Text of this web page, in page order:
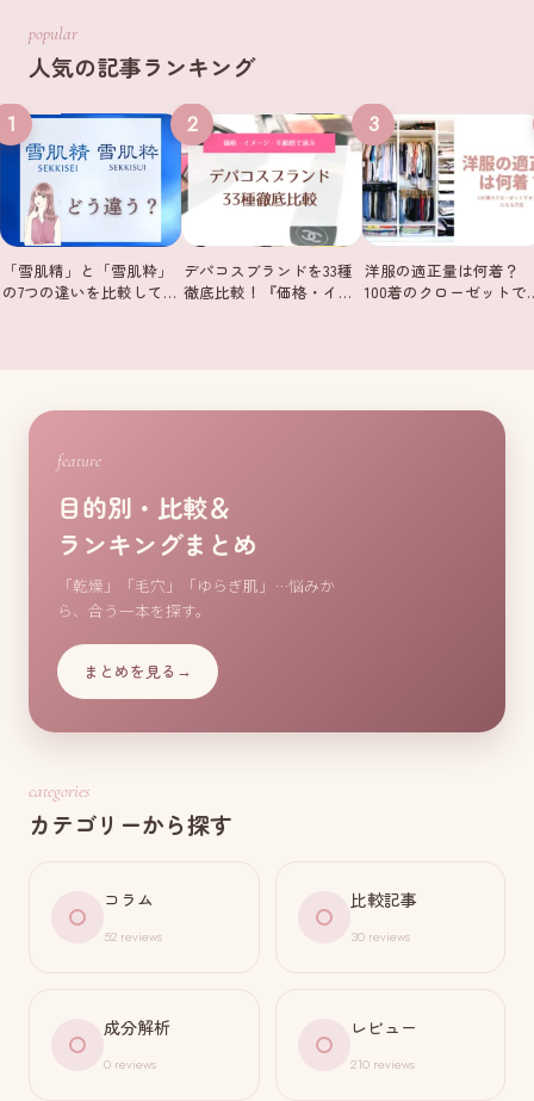
popular
人気の記事ランキング
1
「雪肌精」と「雪肌粋」
の7つの違いを比較して…
2
デパコスブランドを33種
徹底比較！『価格・イ…
3
洋服の適正量は何着？
100着のクローゼット
feature
目的別・比較＆
ランキングまとめ
「乾燥」「毛穴」「ゆらぎ肌」…悩みか
ら、合う一本を探す。
まとめを見る →
categories
カテゴリーから探す
コラム
52 reviews
比較記事
30 reviews
成分解析
0 reviews
レビュー
210 reviews